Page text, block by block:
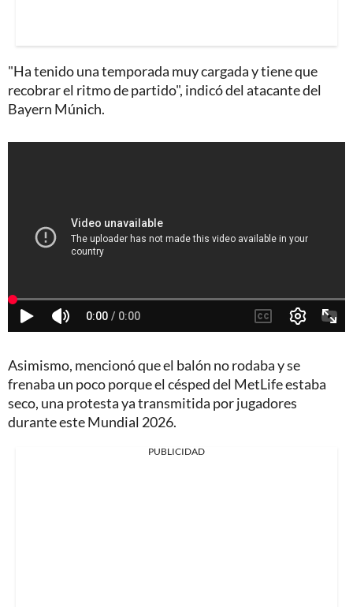
"Ha tenido una temporada muy cargada y tiene que
recobrar el ritmo de partido", indicó del atacante del
Bayern Múnich.
Asimismo, mencionó que el balón no rodaba y se
frenaba un poco porque el césped del MetLife estaba
seco, una protesta ya transmitida por jugadores
durante este Mundial 2026.
PUBLICIDAD